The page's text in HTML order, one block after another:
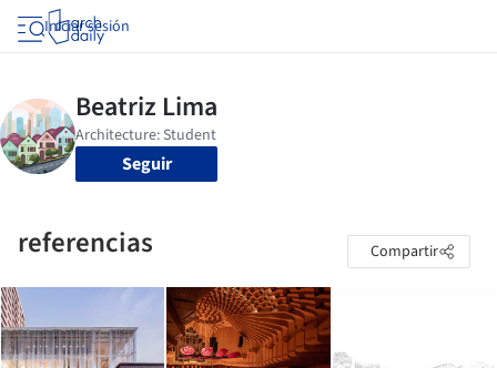
Iniciar sesión
Seguir
referencias Compartir